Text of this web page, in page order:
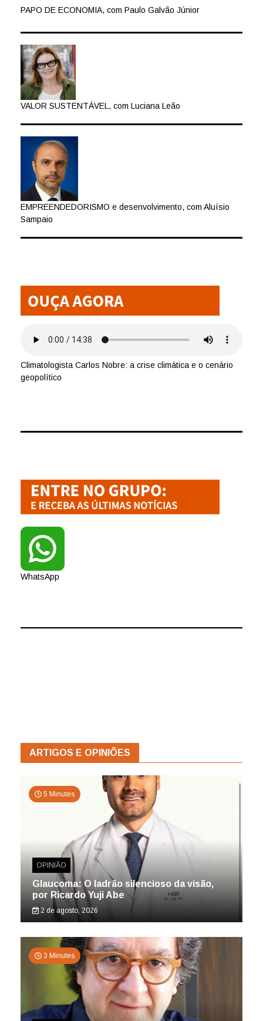
PAPO DE ECONOMIA, com Paulo Galvão Júnior
VALOR SUSTENTÁVEL, com Luciana Leão
EMPREENDEDORISMO e desenvolvimento, com Aluísio
Sampaio
Climatologista Carlos Nobre: a crise climática e o cenário
geopolítico
WhatsApp
ARTIGOS E OPINIÕES
5 Minutes
OPINIÃO
Glaucoma: O ladrão silencioso da visão,
por Ricardo Yuji Abe
2 de agosto, 2026
3 Minutes